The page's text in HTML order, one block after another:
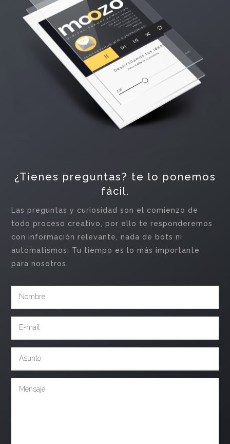
¿Tienes preguntas? te lo ponemos
fácil.
Las preguntas y curiosidad son el comienzo de
todo proceso creativo, por ello te responderemos
con información relevante, nada de bots ni
automatismos. Tu tiempo es lo más importante
para nosotros.